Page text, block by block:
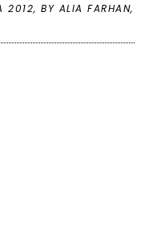
2012,BY ALIA FARHAN,